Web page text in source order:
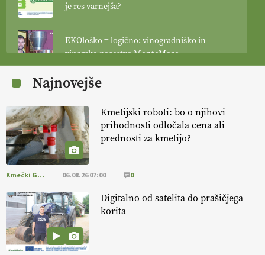
je res varnejša?
EKOloško = logično: vinogradniško in
vinarsko posestvo MonteMoro
EKOloško = logično: ekološka kmetija
EKOloško = logično: ekološka kmetija
HOMAR
EKOloško = logično: VLOG Ekološko
kmetijstvo brez škropljenja?
EKOloško = logično: ekološka kmetija
ALTENBAHER
Najnovejše
Kmetijski roboti: bo o njihovi
prihodnosti odločala cena ali
prednosti za kmetijo?
Kmečki Glas 06.08.26 07:00 0
Digitalno od satelita do prašičjega
korita